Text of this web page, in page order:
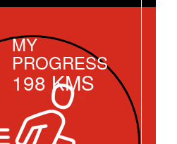
MY
PROGRESS
198 KMS